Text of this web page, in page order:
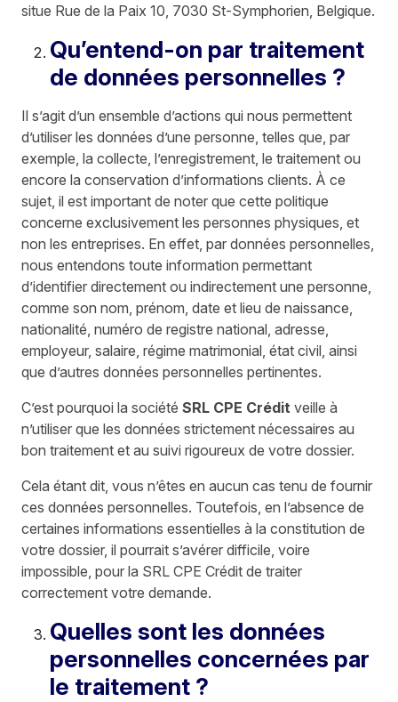
situe Rue de la Paix 10, 7030 St-Symphorien, Belgique.
Qu’entend-on par traitement
de données personnelles ?
Il s’agit d’un ensemble d’actions qui nous permettent
d’utiliser les données d’une personne, telles que, par
exemple, la collecte, l’enregistrement, le traitement ou
encore la conservation d’informations clients. À ce
sujet, il est important de noter que cette politique
concerne exclusivement les personnes physiques, et
non les entreprises. En effet, par données personnelles,
nous entendons toute information permettant
d’identifier directement ou indirectement une personne,
comme son nom, prénom, date et lieu de naissance,
nationalité, numéro de registre national, adresse,
employeur, salaire, régime matrimonial, état civil, ainsi
que d’autres données personnelles pertinentes.
C’est pourquoi la société SRL CPE Crédit veille à
n’utiliser que les données strictement nécessaires au
bon traitement et au suivi rigoureux de votre dossier.
Cela étant dit, vous n’êtes en aucun cas tenu de fournir
ces données personnelles. Toutefois, en l’absence de
certaines informations essentielles à la constitution de
votre dossier, il pourrait s’avérer difficile, voire
impossible, pour la SRL CPE Crédit de traiter
correctement votre demande.
Quelles sont les données
personnelles concernées par
le traitement ?